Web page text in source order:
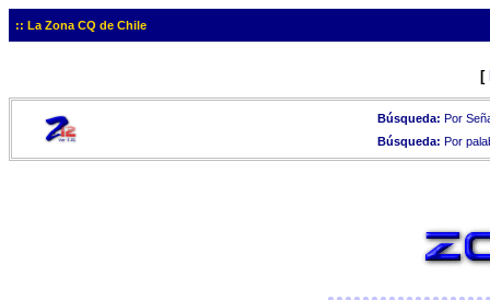
:: La Zona CQ de Chile
[
Búsqueda: Por
Búsqueda: Por